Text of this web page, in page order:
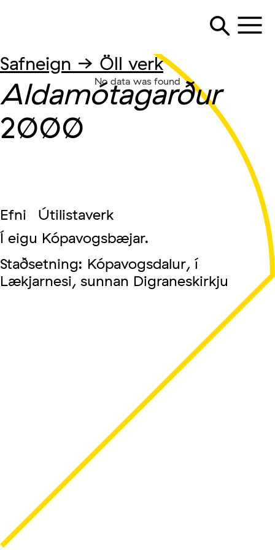
Safneign → Öll verk
No data was found
Aldamótagarður
2000
Efni
Útilistaverk
Í eigu Kópavogsbæjar.
Staðsetning: Kópavogsdalur, í
Lækjarnesi, sunnan Digraneskirkju